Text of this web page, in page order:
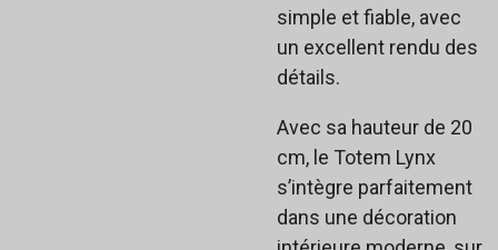
simple et fiable, avec
un excellent rendu des
détails.
Avec sa hauteur de 20
cm, le Totem Lynx
s’intègre parfaitement
dans une décoration